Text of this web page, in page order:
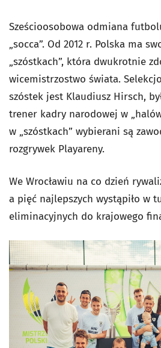
Sześcioosobowa odmiana
„socca”. Od 2012 r. Polska ma
„szóstkach”, która dwukrotnie
wicemistrzostwo świata.
szóstek jest Klaudiusz Hirsch,
trener kadry narodowej w
w „szóstkach” wybierani są
rozgrywek Playareny.
We Wrocławiu na co dzień
a pięć najlepszych wystąpiło w
eliminacyjnych do krajowego